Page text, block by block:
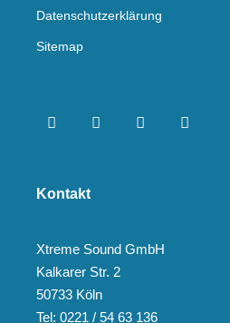
Datenschutzerklärung
Sitemap
Kontakt
Xtreme Sound GmbH
Kalkarer Str. 2
50733 Köln
Tel: 0221 / 54 63 136